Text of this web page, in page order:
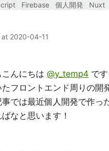
Firebase 個人開発 Nuxt
at 2020-04-11
こんにちは @y_temp4 で
たフロントエンド周りの開
事では最近個人開発で作っ
なと思います！